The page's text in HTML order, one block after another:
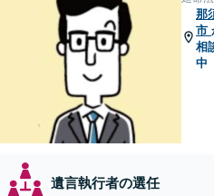
那
市
相
中
遺言執行者の選任